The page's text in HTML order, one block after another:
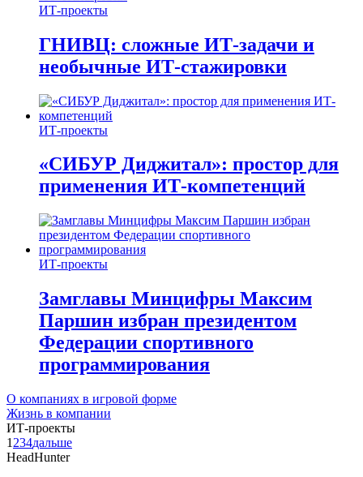
ИТ-проекты
ГНИВЦ: сложные ИТ‑задачи и
необычные ИТ‑стажировки
ИТ-проекты
«СИБУР Диджитал»: простор для
применения ИТ-компетенций
ИТ-проекты
Замглавы Минцифры Максим
Паршин избран президентом
Федерации спортивного
программирования
О компаниях в игровой форме
Жизнь в компании
ИТ-проекты
1 234дальше
HeadHunter